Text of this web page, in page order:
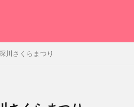
川さくらまつり